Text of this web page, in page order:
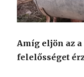
Amíg eljön az
felelősséget